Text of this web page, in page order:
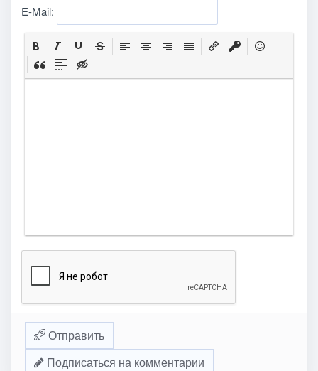
E-Mail:
Отправить
Подписаться на комментарии